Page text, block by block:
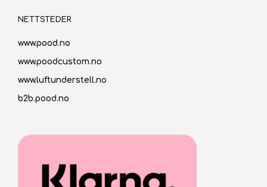
NETTSTEDER
www.pood.no
www.poodcustom.no
www.luftunderstell.no
b2b.pood.no